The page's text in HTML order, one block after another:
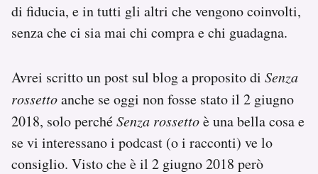
di fiducia, e in tutti gli altri che vengono coinvolti,
senza che ci sia mai chi compra e chi guadagna.
Avrei scritto un post sul blog a proposito di Senza
rossettoanche se oggi non fosse stato il 2 giugno
2018, solo perchéSenza rossettoè una bella cosa e
se vi interessano i podcast (o i racconti) ve lo
consiglio. Visto che è il 2 giugno 2018 però